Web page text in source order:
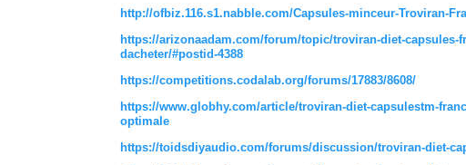
http://ofbiz.116.s1.nabble.com/Capsules-minceur-Troviran-
https://arizonaadam.com/forum/topic/troviran-diet-capsules-
dacheter/#postid-4388
https://competitions.codalab.org/forums/17883/8608/
https://www.globhy.com/article/troviran-diet-capsulestm-
optimale
https://toidsdiyaudio.com/forums/discussion/troviran-diet-